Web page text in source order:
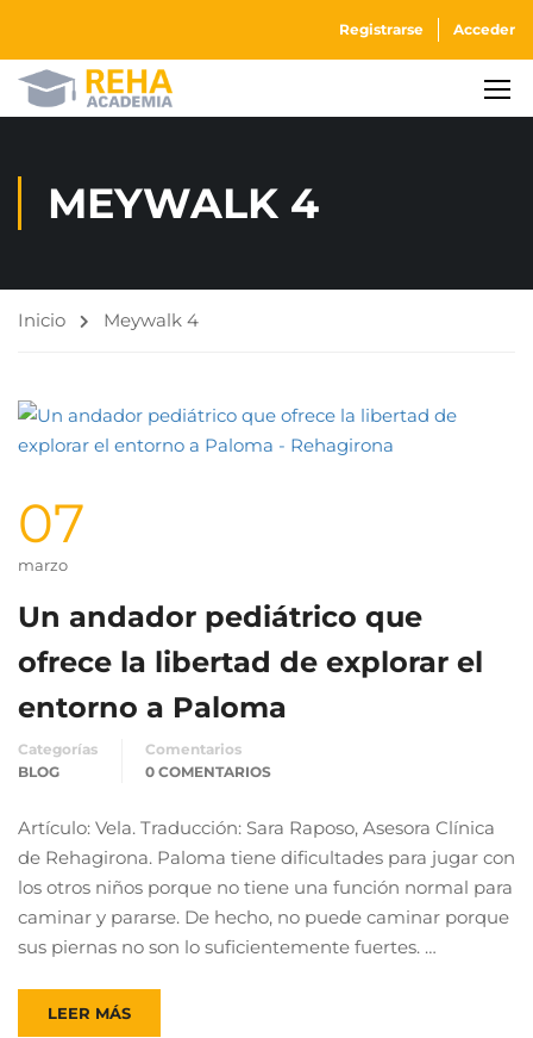
Registrarse Acceder
MEYWALK 4
Inicio Meywalk 4
07
marzo
Un andador pediátrico que
ofrece la libertad de explorar el
entorno a Paloma
Categorías
BLOG
Comentarios
0 COMENTARIOS
Artículo: Vela. Traducción: Sara Raposo, Asesora Clínica
de Rehagirona. Paloma tiene dificultades para jugar con
los otros niños porque no tiene una función normal para
caminar y pararse. De hecho, no puede caminar porque
sus piernas no son lo suficientemente fuertes. …
LEER MÁS